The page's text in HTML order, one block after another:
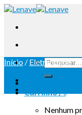
Carrinho /0
Nenhum
Início / Eletricidade